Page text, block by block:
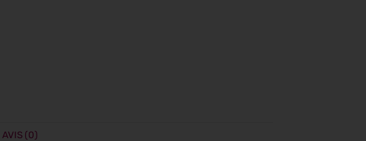
AVIS (0)